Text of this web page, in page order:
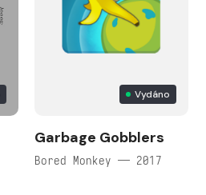
Vydáno
Garbage Gobblers
Bored Monkey — 2017